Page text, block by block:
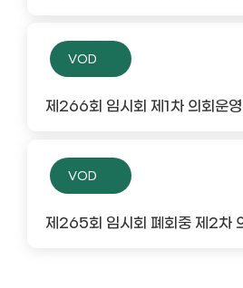
VOD
제266회 임시회 제1차 의회운영
VOD
제265회 임시회 폐회중 제2차